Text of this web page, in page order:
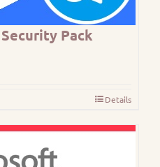
Pack
Details